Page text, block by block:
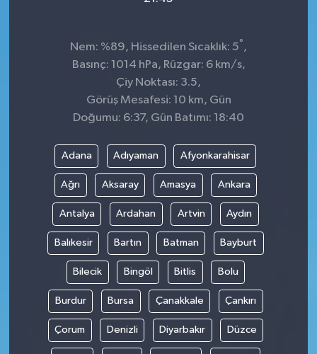
Nem: %89, Hissedilen Sıcaklık: 5° ,
Basınç: 1014 hPa, Rüzgar: 6 km/s,
Çiy Noktası: 3.5,
Görüş Mesafesi: 10 km, Gün
Doğumu: 6:37, Gün Batımı: 18:40
Adana Adıyaman Afyonkarahisar
Ağrı Aksaray Amasya Ankara
Antalya Ardahan Artvin Aydın
Balıkesir Bartın Batman Bayburt
Bilecik Bingöl Bitlis Bolu
Burdur Bursa Çanakkale Çankırı
Çorum Denizli Diyarbakır Düzce